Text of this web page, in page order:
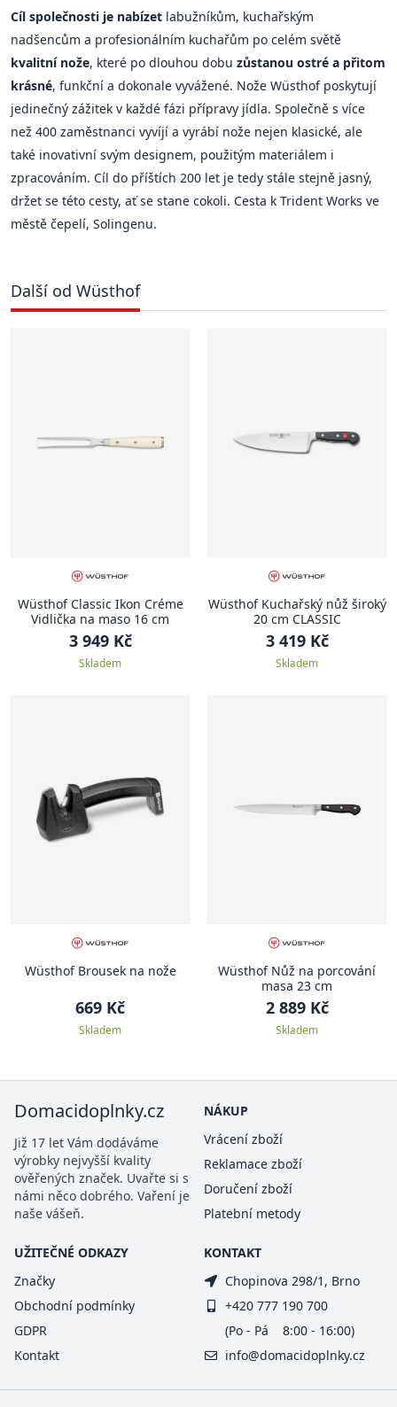
Cíl společnosti je nabízet labužníkům, kuchařským
nadšencům a profesionálním kuchařům po celém světě
kvalitní nože, které po dlouhou dobu zůstanou ostré a přitom
krásné, funkční a dokonale vyvážené. Nože Wüsthof poskytují
jedinečný zážitek v každé fázi přípravy jídla. Společně s více
než 400 zaměstnanci vyvíjí a vyrábí nože nejen klasické, ale
také inovativní svým designem, použitým materiálem i
zpracováním. Cíl do příštích 200 let je tedy stále stejně jasný,
držet se této cesty, ať se stane cokoli. Cesta k Trident Works ve
městě čepelí, Solingenu.
Další od Wüsthof
Wüsthof Classic Ikon Créme
Vidlička na maso 16 cm
3 949 Kč
Skladem
Wüsthof Kuchařský nůž široký
20 cm CLASSIC
3 419 Kč
Skladem
Wüsthof Brousek na nože
669 Kč
Skladem
Wüsthof Nůž na porcování
masa 23 cm
2 889 Kč
Skladem
Domacidoplnky.cz
Již 17 let Vám dodáváme
výrobky nejvyšší kvality
ověřených značek. Uvařte si s
námi něco dobrého. Vaření je
naše vášeň.
NÁKUP
Vrácení zboží
Reklamace zboží
Doručení zboží
Platební metody
UŽITEČNÉ ODKAZY
Značky
Obchodní podmínky
GDPR
Kontakt
KONTAKT
Chopinova 298/1, Brno
+420 777 190 700
(Po - Pá 8:00 - 16:00)
info@domacidoplnky.cz